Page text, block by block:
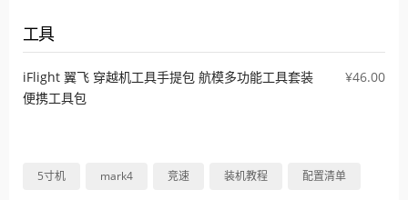
工具
iFlight 翼飞 穿越机工具手提包 航模多功能工具套装
便携工具包
¥46.00
5寸机 mark4 竞速 装机教程 配置清单